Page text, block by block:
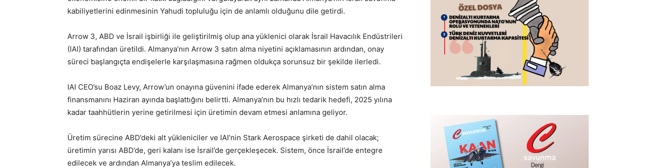
kabiliyetlerini edinmesinin Yahudi topluluğu için de anlamlı olduğunu dile getirdi.
Arrow 3, ABD ve İsrail işbirliği ile geliştirilmiş olup ana yüklenici olarak İsrail Havacılık Endüstrileri
(IAI) tarafından üretildi. Almanya’nın Arrow 3 satın alma niyetini açıklamasının ardından, onay
süreci başlangıçta endişelerle karşılaşmasına rağmen oldukça sorunsuz bir şekilde ilerledi.
IAI CEO’su Boaz Levy, Arrow’un onayına güvenini ifade ederek Almanya’nın sistem satın alma
finansmanını Haziran ayında başlattığını belirtti. Almanya’nın bu hızlı tedarik hedefi, 2025 yılına
kadar taahhütlerin yerine getirilmesi için üretimin devam etmesi anlamına geliyor.
Üretim sürecine ABD’deki alt yükleniciler ve IAI’nin Stark Aerospace şirketi de dahil olacak;
üretimin yarısı ABD’de, geri kalanı ise İsrail’de gerçekleşecek. Sistem, önce İsrail’de entegre
edilecek ve ardından Almanya’ya teslim edilecek.